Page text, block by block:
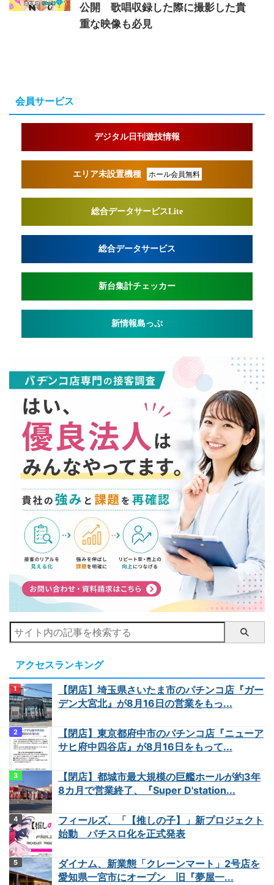
公開 歌唱収録した際に撮影した貴
重な映像も必見
会員サービス
デジタル日刊遊技情報
エリア未設置機種 ホール会員無料
総合データサービスLite
総合データサービス
新台集計チェッカー
新情報島っぷ
アクセスランキング
【閉店】埼玉県さいたま市のパチンコ店『ガー
デン大宮北』が8月16日の営業をもっ...
【閉店】東京都府中市のパチンコ店『ニューア
サヒ府中四谷店』が8月16日をもって...
【閉店】都城市最大規模の巨艦ホールが約3年
8カ月で営業終了、『Super D'station...
フィールズ、「【推しの子】」新プロジェクト
始動 パチスロ化を正式発表
ダイナム、新業態「クレーンマート」2号店を
愛知県一宮市にオープン 旧『夢屋一...